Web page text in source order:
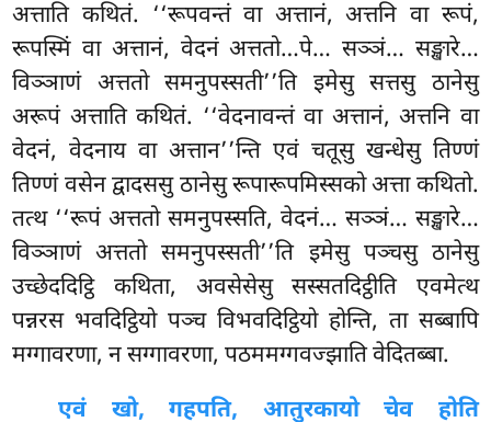
अत्ताति कथितं. ‘‘रूपवन्तं वा अत्तानं, अत्तनि वा रूपं,
रूपस्मिं वा अत्तानं, वेदनं अत्ततो…पे… सञ्ञं… सङ्खारे…
विञ्ञाणं अत्ततो समनुपस्सती’’ति इमेसु सत्तसु ठानेसु
अरूपं अत्ताति कथितं. ‘‘वेदनावन्तं वा अत्तानं, अत्तनि वा
वेदनं, वेदनाय वा अत्तान’’न्ति एवं चतूसु खन्धेसु तिण्णं
तिण्णं वसेन द्वादससु ठानेसु रूपारूपमिस्सको अत्ता कथितो.
तत्थ ‘‘रूपं अत्ततो समनुपस्सति, वेदनं… सञ्ञं… सङ्खारे…
विञ्ञाणं अत्ततो समनुपस्सती’’ति इमेसु पञ्चसु ठानेसु
उच्छेददिट्ठि कथिता, अवसेसेसु सस्सतदिट्ठीति एवमेत्थ
पन्नरस भवदिट्ठियो पञ्च विभवदिट्ठियो होन्ति, ता सब्बापि
मग्गावरणा, न सग्गावरणा, पठममग्गवज्झाति वेदितब्बा.
एवं
खो, गहपति, आतुरकायो चेव होति